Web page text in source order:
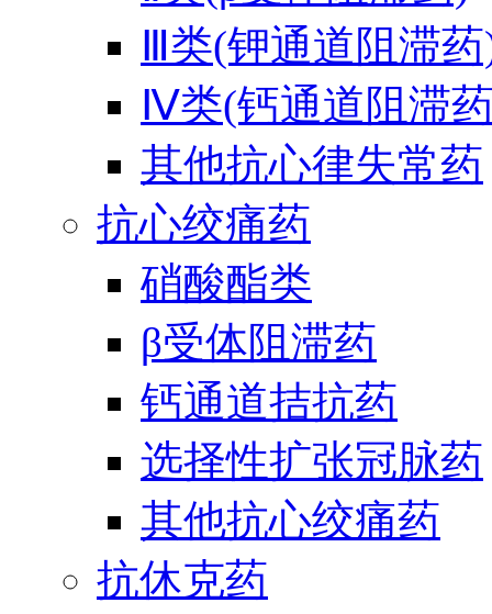
Ⅲ类(钾通道阻滞
Ⅳ类(钙通道阻滞
其他抗心律失常药
抗心绞痛药
硝酸酯类
β受体阻滞药
钙通道拮抗药
选择性扩张冠脉药
其他抗心绞痛药
抗休克药